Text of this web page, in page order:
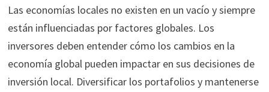
Las economías locales no existen en un vacío y siempre
están influenciadas por factores globales. Los
inversores deben entender cómo los cambios en la
economía global pueden impactar en sus decisiones de
inversión local. Diversificar los portafolios y mantenerse